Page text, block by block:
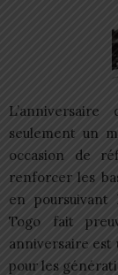
seulement un
occasion de
renforcer les
en poursuivant
Togo fait
anniversaire est
pour les